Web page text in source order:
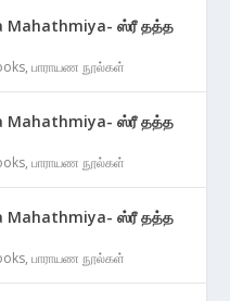
Mahathmiya- ஸ்ரீ தத்த
,பாராயண நூல்கள்
Mahathmiya- ஸ்ரீ தத்த
,பாராயண நூல்கள்
Mahathmiya- ஸ்ரீ தத்த
,பாராயண நூல்கள்